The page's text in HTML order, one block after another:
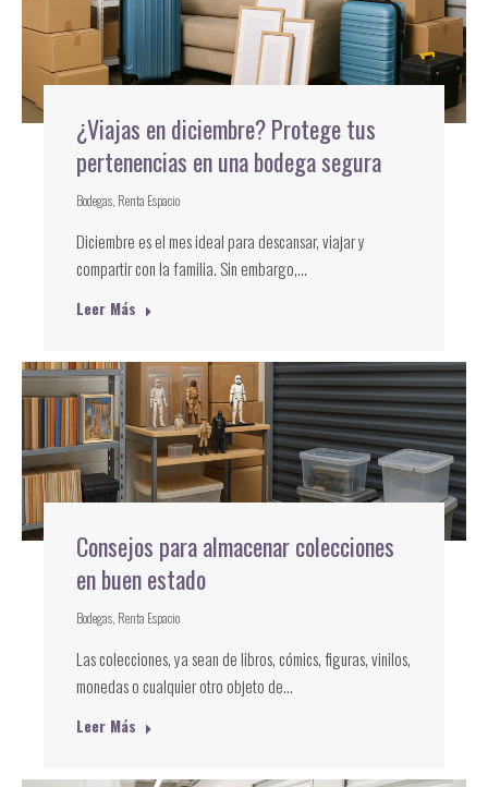
¿Viajas en diciembre? Protege tus
pertenencias en una bodega segura
Bodegas Renta Espacio
Diciembre es el mes ideal para descansar, viajar y
compartir con la familia. Sin embargo,…
Leer Más
Consejos para almacenar colecciones
en buen estado
Bodegas Renta Espacio
Las colecciones, ya sean de libros, cómics, figuras, vinilos,
monedas o cualquier otro objeto de…
Leer Más